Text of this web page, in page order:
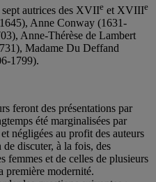
autrices des XVIIe et XVIIIe
Anne Conway (1631-
Anne-Thérèse de Lambert
Madame Du Deffand
1799).
feront des présentations par
été marginalisées par
négligées au profit des auteurs
de discuter, à la fois, des
femmes et de celles de plusieurs
première modernité.